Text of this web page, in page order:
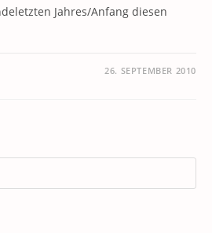
Jahres/Anfang diesen
26. SEPTEMBER 2010